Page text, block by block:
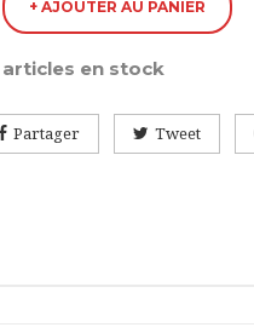
+ AJOUTER AU PANIER
en stock
Partager Tweet